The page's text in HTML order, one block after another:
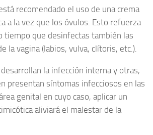
recomendado el uso de una crema
a la vez que los óvulos. Esto refuerza
tiempo que desinfectas también las
la vagina (labios, vulva, clítoris, etc.).
la infección interna y otras,
presentan síntomas infecciosos en las
genital en cuyo caso, aplicar un
aliviará el malestar de la